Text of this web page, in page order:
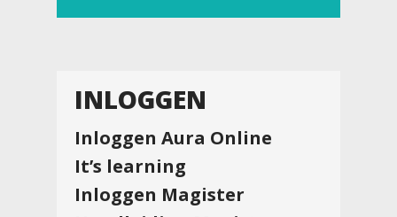
INLOGGEN
Inloggen Aura Online
It’s learning
Inloggen Magister